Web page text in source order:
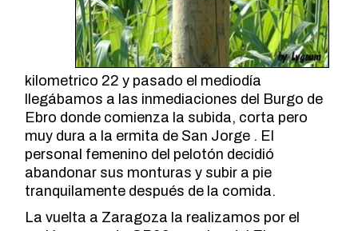
kilometrico 22 y pasado el mediodía
llegábamos a las inmediaciones del Burgo de
Ebro donde comienza la subida, corta pero
muy dura a la ermita de San Jorge . El
personal femenino del pelotón decidió
abandonar sus monturas y subir a pie
tranquilamente después de la comida.
La vuelta a Zaragoza la realizamos por el